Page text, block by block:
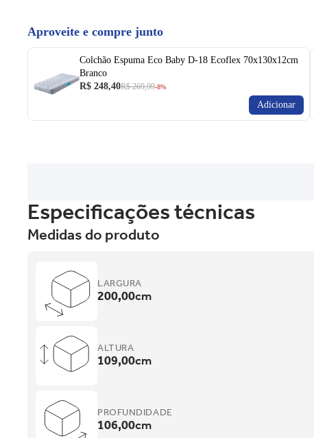
Aproveite e compre junto
Colchão Espuma Eco Baby D-18 Ecoflex 70x130x12cm
Branco
R$ 248,40R$ 269,99-8%
Adicionar
Especificações técnicas
Medidas do produto
LARGURA
200,00cm
ALTURA
109,00cm
PROFUNDIDADE
106,00cm